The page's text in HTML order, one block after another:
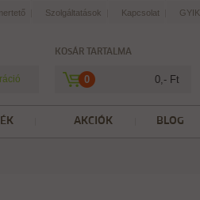
Szolgáltatások Kapcsolat GYIK
KOSÁR TARTALMA
0 0,- Ft
BLOG
AKCIÓK